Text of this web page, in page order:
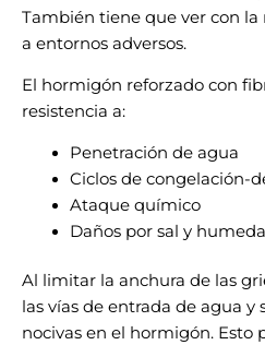
También tiene que ver con
a entornos adversos.
El hormigón reforzado con
resistencia a:
Penetración de agua
Ciclos de congelación-
Ataque químico
Daños por sal y
Al limitar la anchura de las
las vías de entrada de agua
nocivas en el hormigón. Esto